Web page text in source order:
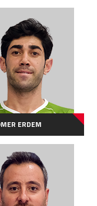
ERDEM